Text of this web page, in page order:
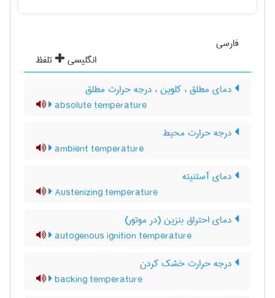
فارسی
انگلیسی
تلفظ
دمای مطلق ، کلوین ، درجه حرارت مطلق
absolute temperature
درجه حرارت محیط
ambient temperature
دمای آستنیته
Austenizing temperature
دمای احتراق بنزین (در موتور)
autogenous ignition temperature
درجه حرارت خشک کردن
backing temperature